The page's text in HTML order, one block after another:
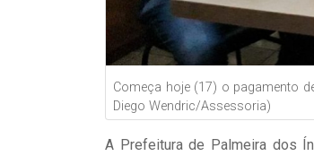
Começa hoje (17) o pagamento
Diego Wendric/Assessoria)
A Prefeitura de Palmeira dos